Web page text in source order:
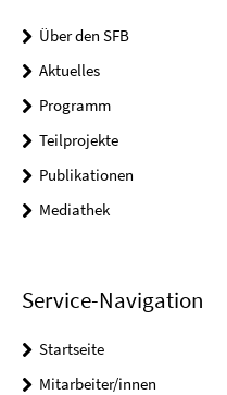
Über den SFB
Aktuelles
Programm
Teilprojekte
Publikationen
Mediathek
Service-Navigation
Startseite
Mitarbeiter/innen